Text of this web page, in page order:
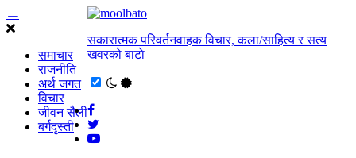
समाचार
राजनीति
अर्थ जगत
विचार
जीवन सैली
बर्गदृस्ती
सकारात्मक परिवर्तनवाहक विचार, कला/साहित्य र सत्य
खवरको बाटाे